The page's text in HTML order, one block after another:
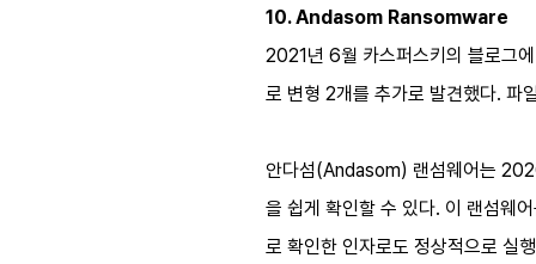
10. Andasom Ransomware
2021년 6월 카스퍼스키의 블로그
로 변형 2개를 추가로 발견했다.
안다섬(Andasom) 랜섬웨어는
을 쉽게 확인할 수 있다. 이 랜섬웨
로 확인한 인자로도 정상적으로 실